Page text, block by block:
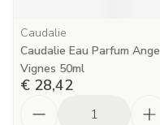
Caudalie
Caudalie Eau Parfum Ange
Vignes 50ml
€ 28,42